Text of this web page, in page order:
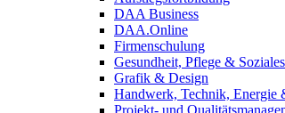
DAA Business
DAA.Online
Firmenschulung
Gesundheit, Pflege & Soziales
Grafik & Design
Handwerk, Technik, Energie
Projekt- und